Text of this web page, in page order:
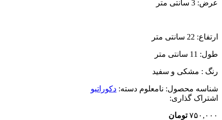
عرض: 3 سانتی متر
ارتفاع: 22 سانتی متر
طول: 11 سانتی متر
رنگ : مشکی و سفید
شناسه محصول: نامعلوم دسته: دکوراتیو
اشتراک گذاری:
۷۵۰,۰۰۰ تومان